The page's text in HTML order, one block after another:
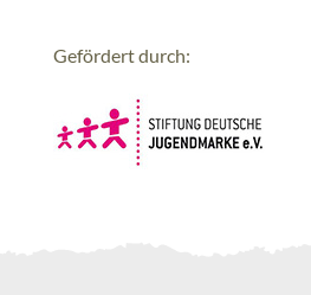
Gefördert durch: